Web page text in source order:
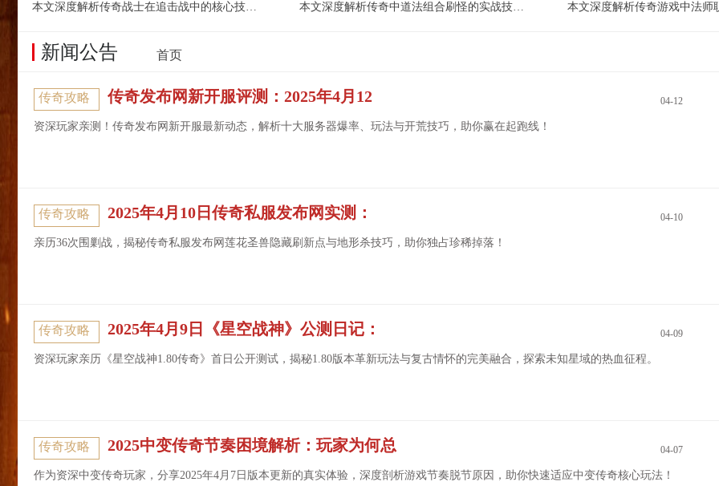
本文深度解析传奇战士在追击战中的核心技巧... 本文深度解析传奇中道法组合刷怪的实战技巧...
新闻公告 首页
传奇攻略 传奇发布网新开服评测：2025年4月12 04-12
资深玩家亲测！传奇发布网新开服最新动态，解析十大服务器爆率、玩法与开荒技巧，助你赢在起跑线！
传奇攻略 2025年4月10日传奇私服发布网实测： 04-10
亲历36次围剿战，揭秘传奇私服发布网莲花圣兽隐藏刷新点与地形杀技巧，助你独占珍稀掉落！
传奇攻略 2025年4月9日《星空战神》公测日记： 04-09
资深玩家亲历《星空战神1.80传奇》首日公开测试，揭秘1.80版本革新玩法与复古情怀的完美融合，探索未知星域的热血征程。
传奇攻略 2025中变传奇节奏困境解析：玩家为何总 04-07
作为资深中变传奇玩家，分享2025年4月7日版本更新的真实体验，深度剖析游戏节奏脱节原因，助你快速适应中变传奇核心玩法！